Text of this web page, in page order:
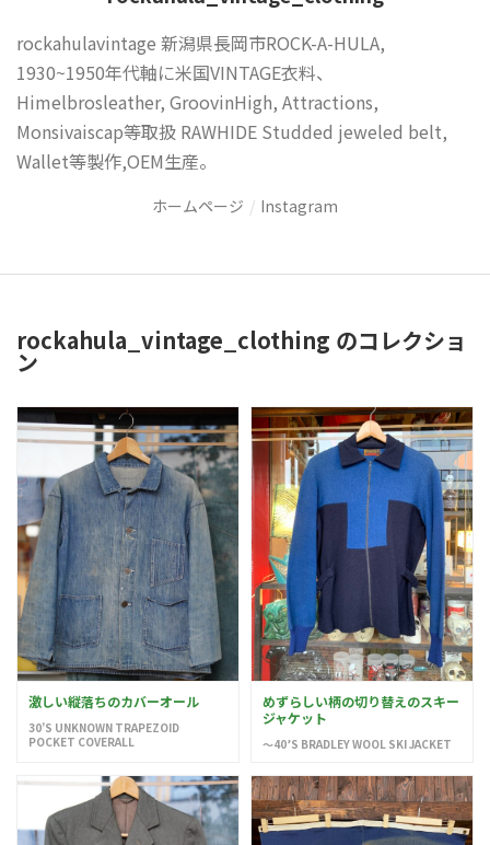
rockahulavintage 新潟県長岡市ROCK-A-HULA,
1930~1950年代軸に米国VINTAGE衣料、
Himelbrosleather, GroovinHigh, Attractions,
Monsivaiscap等取扱 RAWHIDE Studded jeweled belt,
Wallet等製作,OEM生産。
ホームページ Instagram
rockahula_vintage_clothing のコレクショ
ン
激しい縦落ちのカバーオール
30’S UNKNOWN TRAPEZOID
POCKET COVERALL
めずらしい柄の切り替えのスキー
ジャケット
〜40’S BRADLEY WOOL SKI JACKET